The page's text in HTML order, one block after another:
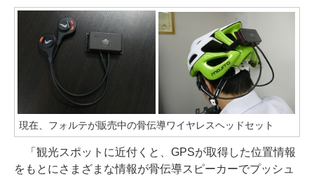
現在、フォルテが販売中の骨伝導ワイヤレスヘッドセット
「観光スポットに近付くと、GPSが取得した位置情報
をもとにさまざまな情報が骨伝導スピーカーでプッシュ